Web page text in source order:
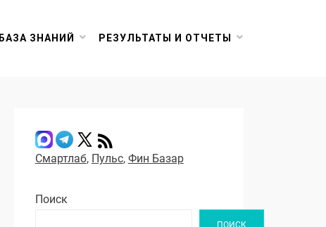
БАЗА ЗНАНИЙ РЕЗУЛЬТАТЫ И ОТЧЕТЫ
Смартлаб, Пульс, Фин Базар
Поиск
ПОИСК